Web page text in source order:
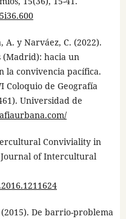
A. y Narváez, C. (2022).
(Madrid): hacia un
la convivencia pacífica.
Coloquio de Geografía
Universidad de
Conviviality in
of Intercultural
De barrio-problema